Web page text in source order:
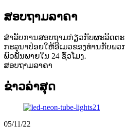
ສອບຖາມລາຄາ
ສໍາ​ລັບ​ການ​ສອບ​ຖາມ​ກ່ຽວ​ກັບ​ຜະ​ລິດ​ຕະ​
ກະ​ລຸ​ນາ​ປ່ອຍ​ໃຫ້​ອີ​ເມວ​ຂອງ​ທ່ານ​ກັບ​ພວ
ພົວ​ພັນ​ພາຍ​ໃນ 24 ຊົ່ວ​ໂມງ​.
ສອບຖາມລາຄາ
ຂ່າວ​ລ່າ​ສຸດ
05/11/22